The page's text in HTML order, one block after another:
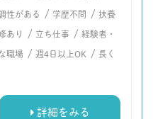
性がある / 学歴不問 / 扶養
あり / 立ち仕事 / 経験者・
職場 / 週4日以上OK / 長く
詳細をみる